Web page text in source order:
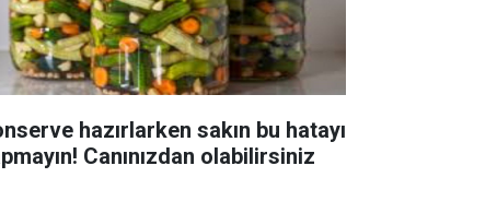
hazırlarken sakın bu hatayı
Canınızdan olabilirsiniz